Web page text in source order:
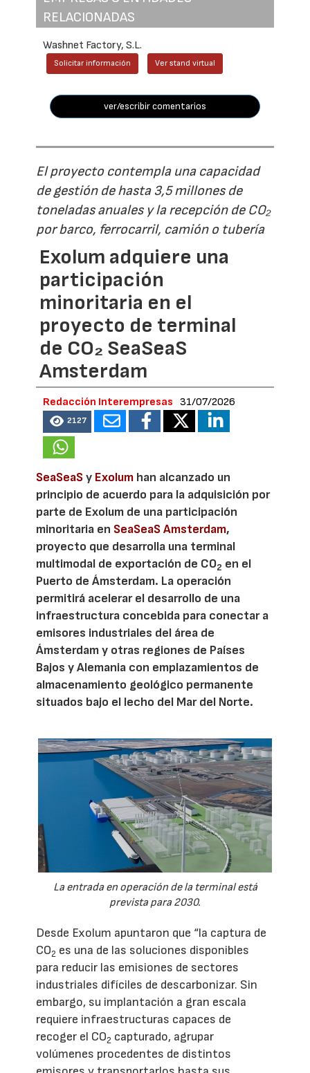
RELACIONADAS
Washnet Factory, S.L.
Solicitar información Ver stand virtual
ver/escribir comentarios
El proyecto contempla una capacidad
de gestión de hasta 3,5 millones de
toneladas anuales y la recepción de CO₂
por barco, ferrocarril, camión o tubería
Exolum adquiere una
participación
minoritaria en el
proyecto de terminal
de CO₂ SeaSeaS
Amsterdam
Redacción Interempresas 31/07/2026
2127
SeaSeaSy Exolum han alcanzado un
principio de acuerdo para la adquisición por
parte de Exolum de una participación
minoritaria en SeaSeaS Amsterdam,
proyecto que desarrolla una terminal
multimodal de exportación de CO2 en el
Puerto de Ámsterdam. La operación
permitirá acelerar el desarrollo de una
infraestructura concebida para conectar a
emisores industriales del área de
Ámsterdam y otras regiones de Países
Bajos y Alemania con emplazamientos de
almacenamiento geológico permanente
situados bajo el lecho del Mar del Norte.
La entrada en operación de la terminal está
prevista para 2030.
Desde Exolum apuntaron que “la captura de
CO2 es una de las soluciones disponibles
para reducir las emisiones de sectores
industriales difíciles de descarbonizar. Sin
embargo, su implantación a gran escala
requiere infraestructuras capaces de
recoger el CO2 capturado, agrupar
volúmenes procedentes de distintos